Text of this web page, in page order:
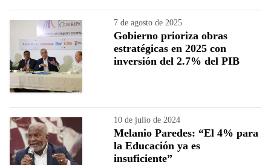
7 de agosto de 2025
Gobierno prioriza obras
estratégicas en 2025 con
inversión del 2.7% del PIB
10 de julio de 2024
Melanio Paredes: “El 4% para
la Educación ya es
insuficiente”